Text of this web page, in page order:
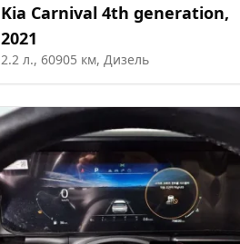
Kia Carnival 4th generation,
2021
2.2 л., 60905 км, Дизель